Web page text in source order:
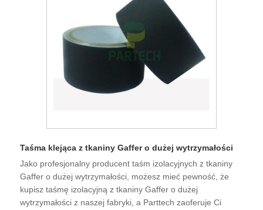
Taśma klejąca z tkaniny Gaffer o dużej wytrzymałości
Jako profesjonalny producent taśm izolacyjnych z tkaniny
Gaffer o dużej wytrzymałości, możesz mieć pewność, że
kupisz taśmę izolacyjną z tkaniny Gaffer o dużej
wytrzymałości z naszej fabryki, a Parttech zaoferuje Ci